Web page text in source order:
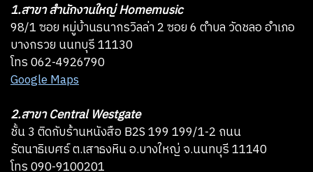
1.สาขา สำนักงานใหญ่ Homemusic
98/1 ซอย หมู่บ้านธนากรวิลล่า 2 ซอย 6 ตำบล วัดชลอ อำเภอ
บางกรวย นนทบุรี 11130
โทร 062-4926790
Google Maps
2.สาขา Central Westgate
ชั้น 3 ติดกับร้านหนังสือ B2S 199 199/1-2 ถนน
รัตนาธิเบศร์ ต.เสาธงหิน อ.บางใหญ่ จ.นนทบุรี 11140
โทร 090-9100201